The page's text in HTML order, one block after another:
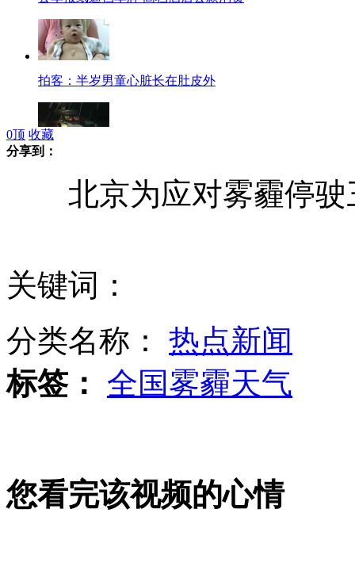
拍客：半岁男童心脏长在肚皮外
习近平与天安门卫兵视频通话
实拍俄自由民主党主席被扔酸菜叶
0顶 收藏
分享到：
北京为应对雾霾停驶
关键词：
分类名称： 热点新闻
标签：
全国雾霾天气
您看完该视频的心情